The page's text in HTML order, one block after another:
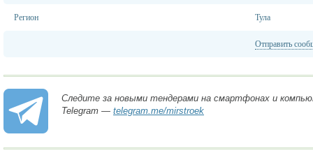
Регион Тула
Отправить
Следите за новыми тендерами на смартфонах и
Telegram — telegram.me/mirstroek